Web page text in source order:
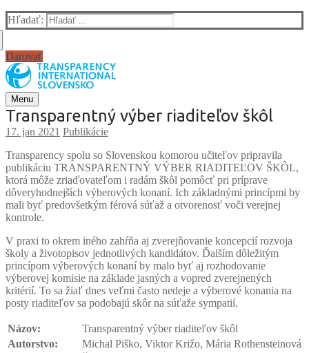
Hľadať:
Darovať
Menu
Transparentný výber riaditeľov škôl
Publikácie
Transparency spolu so Slovenskou komorou učiteľov pripravila
publikáciu TRANSPARENTNÝ VÝBER RIADITEĽOV ŠKÔL,
ktorá môže zriaďovateľom i radám škôl pomôcť pri príprave
dôveryhodnejších výberových konaní. Ich základnými princípmi by
mali byť predovšetkým férová súťaž a otvorenosť voči verejnej
kontrole.
V praxi to okrem iného zahŕňa aj zverejňovanie koncepcií rozvoja
školy a životopisov jednotlivých kandidátov. Ďalším dôležitým
princípom výberových konaní by malo byť aj rozhodovanie
výberovej komisie na základe jasných a vopred zverejnených
kritérií. To sa žiaľ dnes veľmi často nedeje a výberové konania na
posty riaditeľov sa podobajú skôr na súťaže sympatií.
Názov:
Transparentný výber riaditeľov škôl
Autorstvo:
Michal Piško, Viktor Križo, Mária Rothensteinová